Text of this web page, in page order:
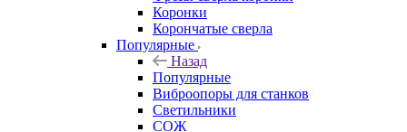
Коронки
Корончатые сверла
Популярные
Назад
Популярные
Виброопоры для станков
Светильники
СОЖ